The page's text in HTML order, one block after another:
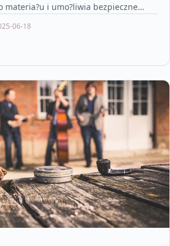
materia?u i umo?liwia bezpieczne…
06-18